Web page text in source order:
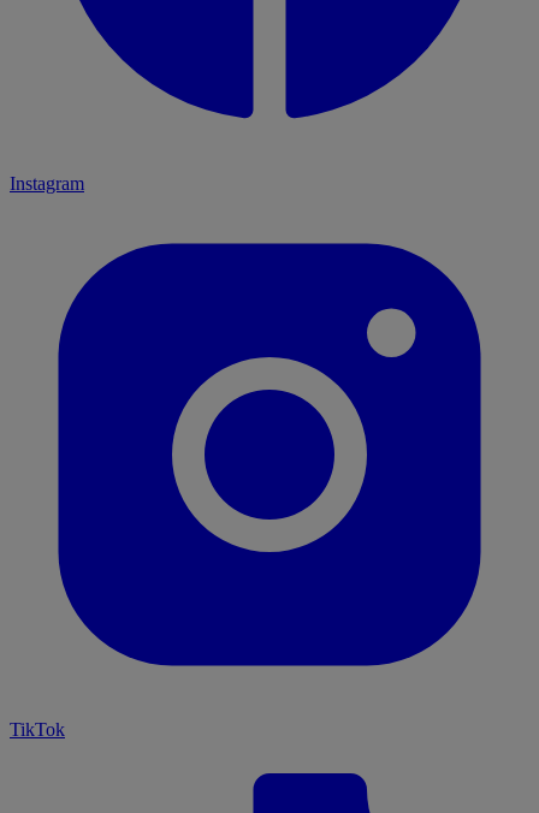
Instagram
TikTok